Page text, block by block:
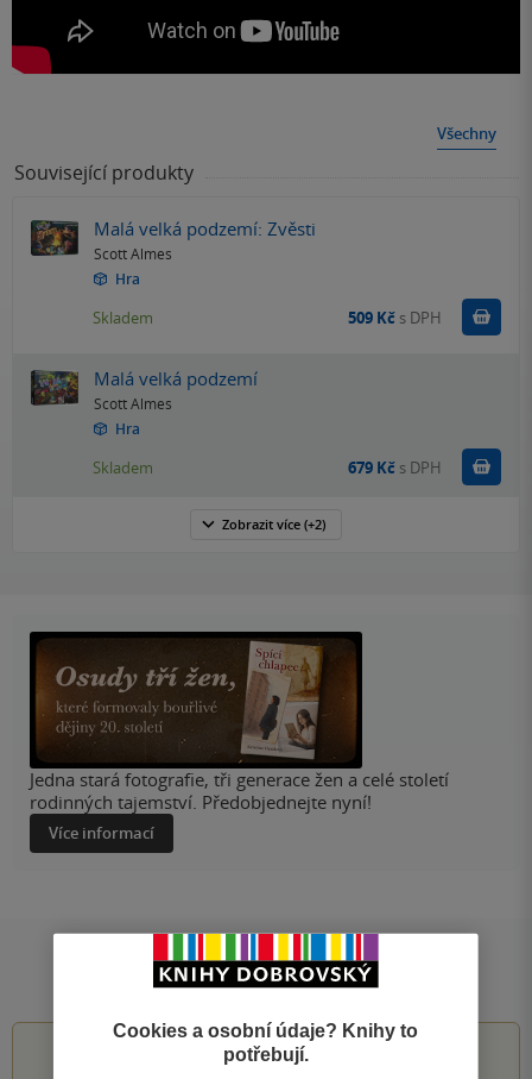
Všechny
Související produkty
Malá velká podzemí: Zvěsti
Scott Almes
Hra
Skladem 509 Kč s DPH
Malá velká podzemí
Scott Almes
Hra
Skladem 679 Kč s DPH
Zobrazit více (+2)
Jedna stará fotografie, tři generace žen a celé století
rodinných tajemství. Předobjednejte nyní!
Více informací
Hodnocení a recenze čtenářů
Cookies a osobní údaje? Knihy to
potřebují.